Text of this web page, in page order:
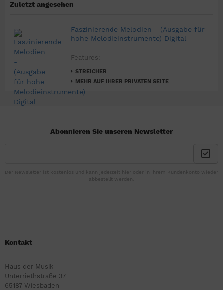
Zuletzt angesehen
Faszinierende Melodien - (Ausgabe für
hohe Melodieinstrumente) Digital
Features:
STREICHER
MEHR AUF IHRER PRIVATEN SEITE
Abonnieren Sie unseren Newsletter
Der Newsletter ist kostenlos und kann jederzeit hier oder in Ihrem Kundenkonto wieder
abbestellt werden.
Kontakt
Haus der Musik
Unterriethstraße 37
65187 Wiesbaden